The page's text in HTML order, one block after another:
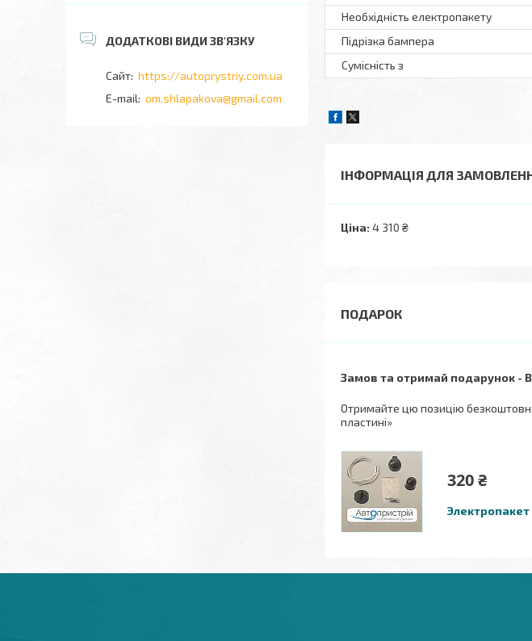
Необхідність електропакету
Підрізка бампера
Сумісність з
ІНФОРМАЦІЯ ДЛЯ
Ціна: 4 310 ₴
Замов та отримай подарунок
Отримайте цю позицію
пластині»
320 ₴
https://autoprystriy.com.ua
om.shlapakova@gmail.com